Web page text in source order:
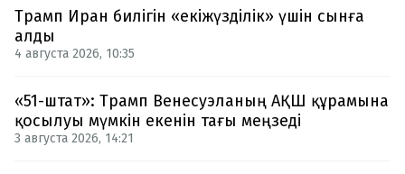
Трамп Иран билігін «екіжүзділік» үшін сынға
алды
4 августа 2026, 10:35
«51-штат»: Трамп Венесуэланың АҚШ құрамына
қосылуы мүмкін екенін тағы меңзеді
3 августа 2026, 14:21